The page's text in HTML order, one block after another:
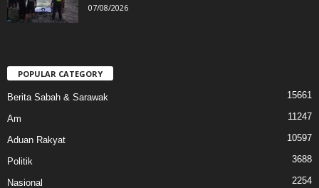
07/08/2026
POPULAR CATEGORY
Berita Sabah & Sarawak 15661
Am 11247
Aduan Rakyat 10597
Politik 3688
Nasional 2254